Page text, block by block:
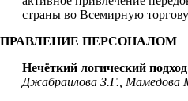
страны во Всемирную
ПЕРСОНАЛОМ
Нечёткий логический
Джабраилова З.Г., Мамедова